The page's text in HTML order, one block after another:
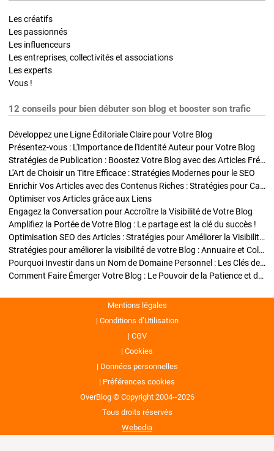
Les créatifs
Les passionnés
Les influenceurs
Les entreprises, collectivités et associations
Les experts
Vous !
12 conseils pour bien débuter son blog et booster son trafic
Développez une Ligne Éditoriale Claire pour Votre Blog
Présentez-vous : L'Importance de l'Identité Auteur pour Votre Blog
Stratégies de Publication : Boostez Votre Blog avec des Articles Fréquents et Exclusifs
L'Art de Choisir un Titre Efficace : Stratégies Modernes pour le SEO
Enrichir Vos Articles avec des Contenus Riches : Stratégies pour Captiver et Optimiser
Optimiser vos Articles grâce aux Liens
Engagez la Conversation pour Accroître la Visibilité de Votre Blog
Amplifiez la Portée de Votre Blog : Le partage est la clé du succès !
Optimisation SEO des Articles : Stratégies pour Améliorer la Visibilité de Votre Blog
Stratégies pour améliorer la visibilité de votre Blog : Annuaire et Collaborations
Pourquoi Investir dans un Nom de Domaine Personnel : Les Clés de la Réussite de Votre Blog
Comment Faire Émerger Votre Blog : Le Pouvoir de la Patience et de la Persévérance
Mentions légales
Conditions d’Utilisation
CGV
Cookies
Données personnelles
Préférences cookies
OverBlog © Copyright 2004--2026
Tous droits réservés
Webedia